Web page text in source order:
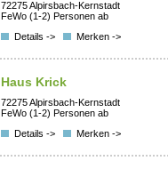
72275 Alpirsbach-Kernstadt
FeWo (1-2) Personen ab
Details ->
Merken ->
Haus Krick
72275 Alpirsbach-Kernstadt
FeWo (1-2) Personen ab
Details ->
Merken ->